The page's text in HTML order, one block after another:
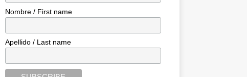
Nombre / First name
Apellido / Last name